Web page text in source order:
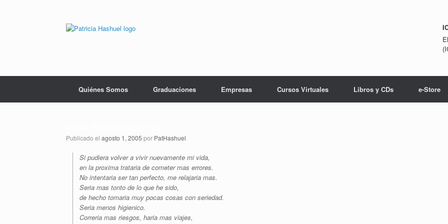
Quiénes Somos Graduaciones Empresas Cursos Virtuales Libros y CDs e-Store
Publicado el agosto 1, 2005 por PatHashuel
Si pudiera volver a vivir nuevamente mi vida,
en la proxima trataria de cometer mas errores.
No intentaria ser tan perfecto, me relajaria mas.
Seria mas tonto de lo que he sido,
de hecho tomaria muy pocas cosas con seriedad.
Seria menos higienico.
Correria mas riesgos, haria mas viajes,